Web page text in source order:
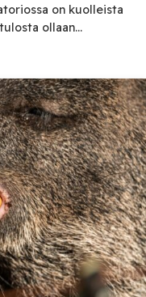
on kuolleista
ollaan
kertoo
Kyseessä
löytyy afrikkalaista
lisäksi ei ole